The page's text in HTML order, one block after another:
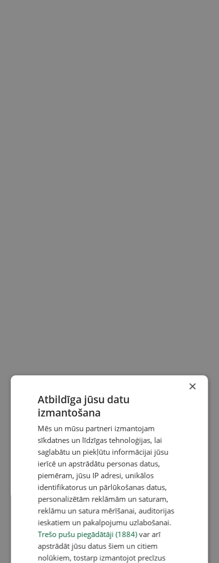
×
Atbildīga jūsu datu
izmantošana
Mēs un mūsu partneri izmantojam
sīkdatnes un līdzīgas tehnoloģijas, lai
saglabātu un piekļūtu informācijai jūsu
ierīcē un apstrādātu personas datus,
piemēram, jūsu IP adresi, unikālos
identifikatorus un pārlūkošanas datus,
personalizētām reklāmām un saturam,
reklāmu un satura mērīšanai, auditorijas
ieskatiem un pakalpojumu uzlabošanai.
Trešo pušu piegādātāji (1884)var arī
apstrādāt jūsu datus šiem un citiem
nolūkiem, tostarp izmantojot precīzus